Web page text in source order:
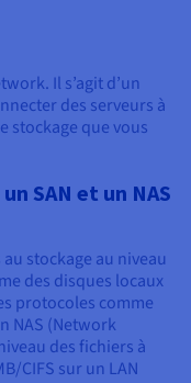
Il s’agit d’un
des serveurs à
stockage que vous
SAN et un NAS
stockage au niveau
des disques locaux
protocoles comme
NAS (Network
des fichiers à
CIFS sur un LAN